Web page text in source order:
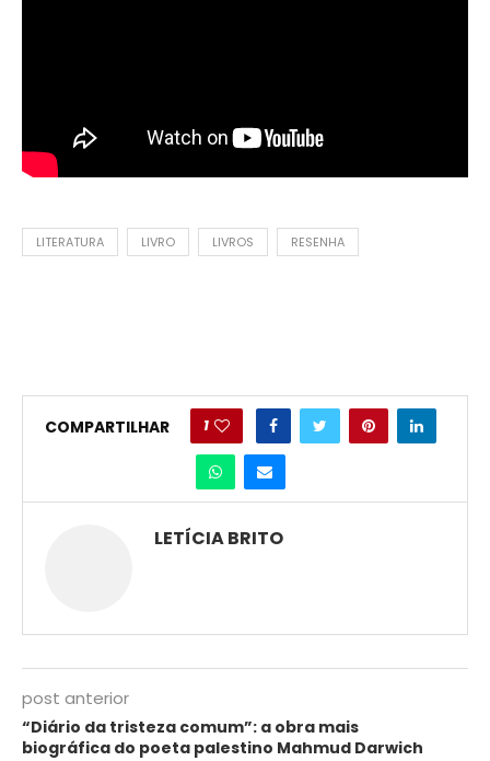
LITERATURA LIVRO LIVROS RESENHA
COMPARTILHAR 1
LETÍCIA BRITO
post anterior
“Diário da tristeza comum”: a obra mais
biográfica do poeta palestino Mahmud Darwich